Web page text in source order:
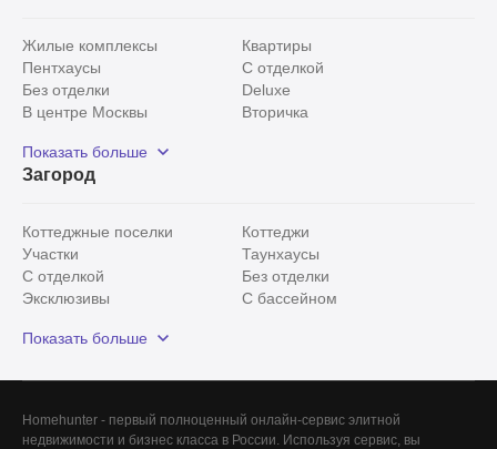
Жилые комплексы
Квартиры
Пентхаусы
С отделкой
Без отделки
Deluxe
В центре Москвы
Вторичка
Рядом с парком
С панорамными окнами
Показать больше
Загород
Коттеджные поселки
Коттеджи
Участки
Таунхаусы
С отделкой
Без отделки
Эксклюзивы
С бассейном
Красногорский район
Показать больше
Homehunter - первый полноценный онлайн-сервис элитной
недвижимости и бизнес класса в России. Используя сервис, вы
Сегодня